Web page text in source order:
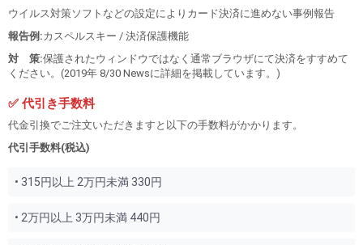
ウイルス対策ソフトなどの設定によりカード決済に進めない事例報告
報告例:カスペルスキー / 決済保護機能
対 策:保護されたウィンドウではなく通常ブラウザにて決済をすすめて
ください。(2019年 8/30 Newsに詳細を掲載しています。)
✅ 代引き手数料
代金引換でご注文いただきますと以下の手数料がかかります。
代引手数料(税込)
• 315円以上 2万円未満 330円
• 2万円以上 3万円未満 440円